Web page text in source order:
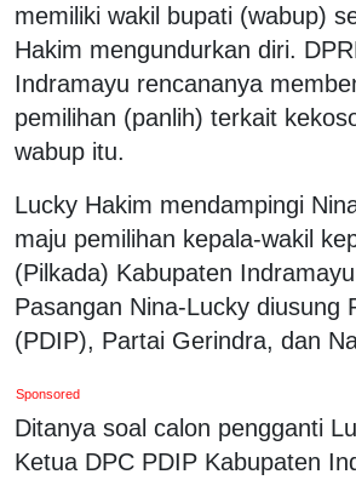
memiliki wakil bupati (wabup)
Hakim mengundurkan diri.
Indramayu rencananya
pemilihan (panlih) terkait
wabup itu.
Lucky Hakim mendampingi
maju pemilihan kepala-wakil
(Pilkada) Kabupaten
Pasangan Nina-Lucky diusung
(PDIP), Partai Gerindra, dan
Sponsored
Ditanya soal calon pengganti
Ketua DPC PDIP Kabupaten